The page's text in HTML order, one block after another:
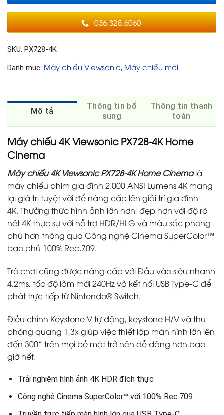
036.328.6060
SKU: PX728-4K
Danh mục: Máy chiếu Viewsonic, Máy chiếu mới
Mô tả
Thông tin bổ
sung
Thông tin thanh
toán
Máy chiếu 4K Viewsonic PX728-4K Home
Cinema
Máy chiếu 4K Viewsonic PX728-4K Home Cinemalà
máy chiếu phim gia đình 2.000 ANSI Lumens 4K mang
lại giá trị tuyệt vời để nâng cấp lên giải trí gia đình
4K. Thưởng thức hình ảnh lớn hơn, đẹp hơn với độ rõ
nét 4K thực sự với hỗ trợ HDR/HLG và màu sắc phong
phú hơn thông qua Công nghệ Cinema SuperColor™
bao phủ 100% Rec.709.
Trò chơi cũng được nâng cấp với Đầu vào siêu nhanh
4,2ms, tốc độ làm mới 240Hz và kết nối USB Type-C để
phát trực tiếp từ Nintendo® Switch.
Điều chỉnh Keystone V tự động, keystone H/V và thu
phóng quang 1,3x giúp việc thiết lập màn hình lớn lên
đến 300” trên mọi bề mặt trở nên dễ dàng hơn bao
giờ hết.
Trải nghiệm hình ảnh 4K HDR đích thực
Công nghệ Cinema SuperColor™ với 100% Rec.709